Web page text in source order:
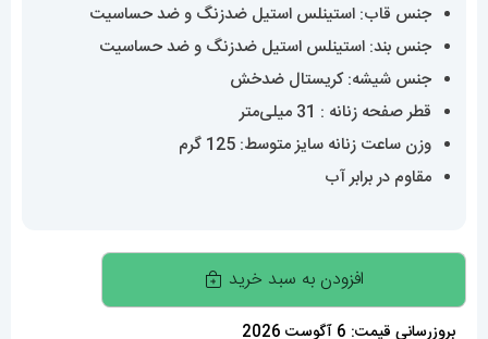
جنس قاب: استینلس استیل ضدزنگ و ضد حساسیت
جنس بند: استینلس استیل ضدزنگ و ضد حساسیت
جنس شیشه: کریستال ضدخش
قطر صفحه زنانه : 31 میلی‌متر
وزن ساعت زنانه سایز متوسط: 125 گرم
مقاوم در برابر آب
ساعت
رولکس
زنانه
افزودن به سبد خرید
بروزرسانی قیمت: 6 آگوست 2026